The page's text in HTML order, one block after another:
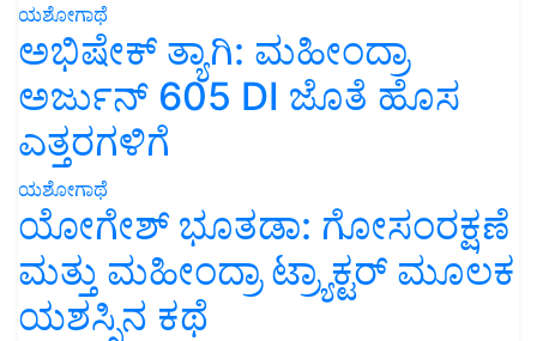
ಯಶೋಗಾಥೆ
ಅಭಿಷೇಕ್ ತ್ಯಾಗಿ: ಮಹೀಂದ್ರಾ
ಅರ್ಜುನ್ 605 DI ಜೊತೆ ಹೊಸ
ಎತ್ತರಗಳಿಗೆ
ಯಶೋಗಾಥೆ
ಯೋಗೇಶ್ ಭೂತಡಾ: ಗೋಸಂರಕ್ಷಣೆ
ಮತ್ತು ಮಹೀಂದ್ರಾ ಟ್ರ್ಯಾಕ್ಟರ್ ಮೂಲಕ
ಯಶಸ್ಸಿನ ಕಥೆ